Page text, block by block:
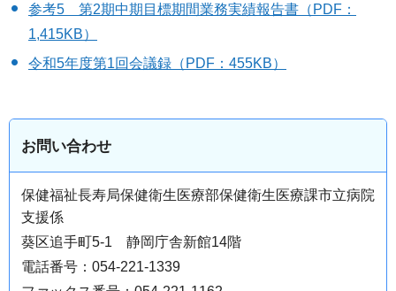
参考5 第2期中期目標期間業務実績報告書（PDF：
1,415KB）
令和5年度第1回会議録（PDF：455KB）
お問い合わせ
保健福祉長寿局保健衛生医療部保健衛生医療課市立病院
支援係
葵区追手町5-1 静岡庁舎新館14階
電話番号：054-221-1339